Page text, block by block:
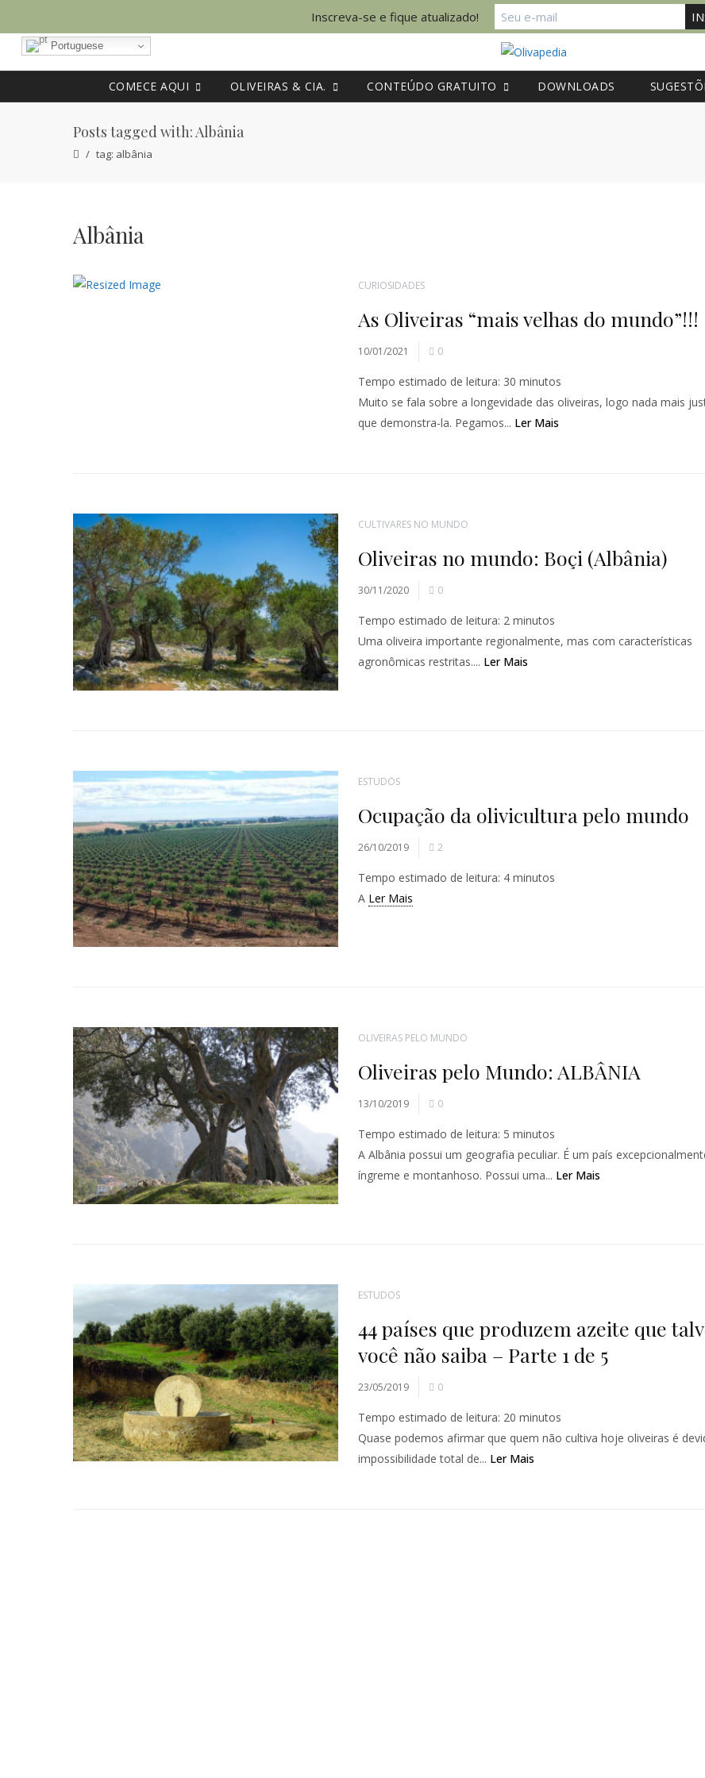
COMECE AQUI OLIVEIRAS & CIA. CONTEÚDO GRATUITO DOWNLOADS
Posts tagged with: Albânia
tag: albânia
Albânia
CURIOSIDADES
As Oliveiras “mais velhas do mundo”!!!
10/01/2021 0
Tempo estimado de leitura: 30 minutos
Muito se fala sobre a longevidade das oliveiras, logo nada mais
que demonstra-la. Pegamos... Ler Mais
CULTIVARES NO MUNDO
Oliveiras no mundo: Boçi (Albânia)
30/11/2020 0
Tempo estimado de leitura: 2 minutos
Uma oliveira importante regionalmente, mas com características
agronômicas restritas.... Ler Mais
ESTUDOS
Ocupação da olivicultura pelo mundo
26/10/2019 2
Tempo estimado de leitura: 4 minutos
A Ler Mais
OLIVEIRAS PELO MUNDO
Oliveiras pelo Mundo: ALBÂNIA
13/10/2019 0
Tempo estimado de leitura: 5 minutos
A Albânia possui um geografia peculiar. É um país
íngreme e montanhoso. Possui uma... Ler Mais
ESTUDOS
44 países que produzem azeite que
você não saiba – Parte 1 de 5
23/05/2019 0
Tempo estimado de leitura: 20 minutos
Quase podemos afirmar que quem não cultiva hoje oliveiras é
impossibilidade total de... Ler Mais
Inscreva-se e fique atualizado!
Portuguese